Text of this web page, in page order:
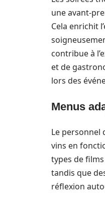
une avant-
Cela enrichit
contribue à
et de
lors des
Menus
Le
vins en
types de
tandis que
réflexion